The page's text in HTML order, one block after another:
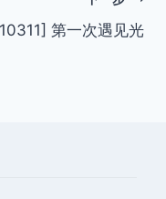
第一次遇见光